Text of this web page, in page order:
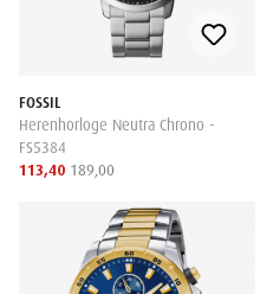
FOSSIL
Herenhorloge Neutra Chrono -
FS5384
113,40 189,00